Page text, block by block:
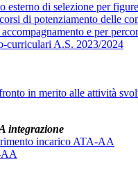
esterno di selezione per
di potenziamento delle
e per
curriculari A.S. 2023/2024
in merito alle attività
integrazione
incarico ATA-AA